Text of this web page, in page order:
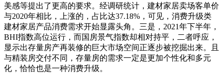
美感等提出了更高的要求。经调研统计，建材家居卖场客单价
与2020年相比，上涨的，占比达37.18%，可见，消费升级类
建材家居产品消费需求开始显露头角。三是，2021年下半年，
BHI指数高位运行，而国房景气指数却相对持平，二者呼应，
显示出存量房产再装修的巨大市场空间正逐步被挖掘出来。且
与精装房交付不同，存量房的需求一定是更加个性化和多元
化，恰恰也是一种消费升级。